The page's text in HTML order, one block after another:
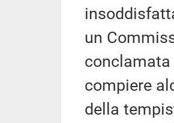
un
conclamata
compiere
della